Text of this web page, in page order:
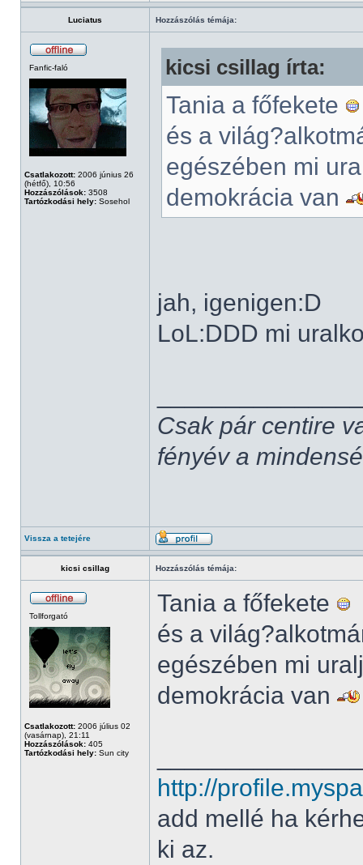
Luciatus Hozzászólás témája:
Fanfic-faló
Csatlakozott: 2006 június 26
(hétfő), 10:56
Hozzászólások: 3508
Tartózkodási hely: Sosehol
kicsi csillag írta:
Tania a főfekete
és a
egészében mi
demokrácia van
jah, igenigen:D
LoL:DDD mi
Csak pár centire
fényév a
Vissza a tetejére
kicsi csillag Hozzászólás témája:
Tollforgató
Csatlakozott: 2006 július 02
(vasárnap), 21:11
Hozzászólások: 405
Tartózkodási hely: Sun city
Tania a főfekete
és a
egészében mi
demokrácia van
http://
add mellé ha
ki az.